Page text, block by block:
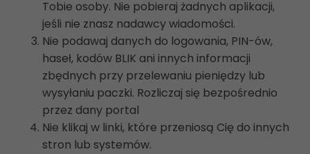
Tobie osoby. Nie pobieraj żadnych aplikacji,
jeśli nie znasz nadawcy wiadomości.
Nie podawaj danych do logowania, PIN-ów,
haseł, kodów BLIK ani innych informacji
zbędnych przy przelewaniu pieniędzy lub
wysyłaniu paczki. Rozliczaj się bezpośrednio
przez dany portal
Nie klikaj w linki, które przeniosą Cię do innych
stron lub systemów.